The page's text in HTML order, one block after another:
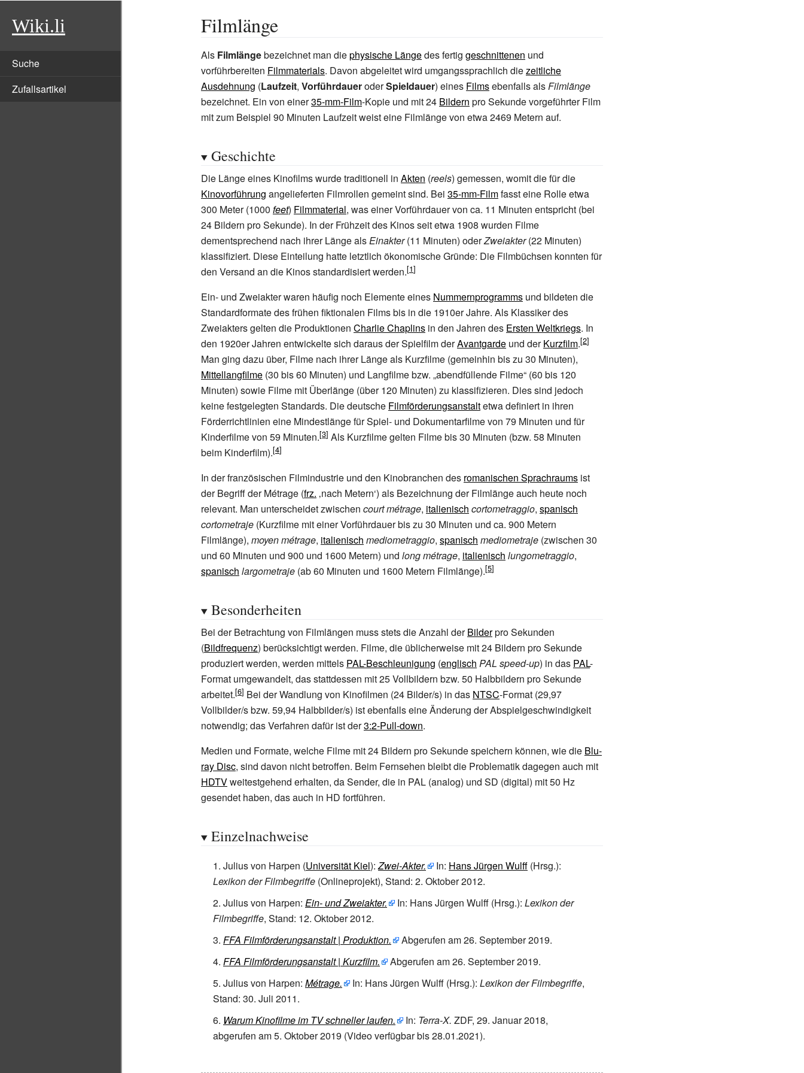
Wiki.li
Suche
Zufallsartikel
Filmlänge
Als Filmlängebezeichnet man diephysische Längedes fertig geschnittenen und
vorführbereiten Filmmaterials. Davon abgeleitet wird umgangssprachlich diezeitliche
Ausdehnung (Laufzeit, VorführdaueroderSpieldauer) eines Filmsebenfalls alsFilmlänge
bezeichnet. Ein von einer35-mm-Film-Kopie und mit 24 Bildern pro Sekunde vorgeführter Film
mit zum Beispiel 90 Minuten Laufzeit weist eine Filmlänge von etwa 2469 Metern auf.
Geschichte
Die Länge eines Kinofilms wurde traditionell in Akten (reels) gemessen, womit die für die
Kinovorführung angelieferten Filmrollen gemeint sind. Bei 35-mm-Filmfasst eine Rolle etwa
300 Meter (1000 feet) Filmmaterial, was einer Vorführdauer von ca. 11 Minuten entspricht (bei
24 Bildern pro Sekunde). In der Frühzeit des Kinos seit etwa 1908 wurden Filme
dementsprechend nach ihrer Länge alsEinakter(11 Minuten) oderZweiakter(22 Minuten)
klassifiziert. Diese Einteilung hatte letztlich ökonomische Gründe: Die Filmbüchsen konnten für
den Versand an die Kinos standardisiert werden.
Ein- und Zweiakter waren häufig noch Elemente eines Nummernprogramms und bildeten die
Standardformate des frühen fiktionalen Films bis in die 1910er Jahre. Als Klassiker des
Zweiakters gelten die Produktionen Charlie Chaplins in den Jahren des Ersten Weltkriegs. In
den 1920er Jahren entwickelte sich daraus der Spielfilm derAvantgarde und derKurzfilm.
Man ging dazu über, Filme nach ihrer Länge als Kurzfilme (gemeinhin bis zu 30 Minuten),
Mittellangfilme (30 bis 60 Minuten) und Langfilmebzw. „abendfüllende Filme“ (60 bis 120
Minuten) sowie Filme mit Überlänge (über 120 Minuten) zu klassifizieren. Dies sind jedoch
keine festgelegten Standards. Die deutsche Filmförderungsanstaltetwa definiert in ihren
Förderrichtlinien eine Mindestlänge für Spiel- und Dokumentarfilme von 79 Minuten und für
Kinderfilme von 59 Minuten.
Als Kurzfilme gelten Filme bis 30 Minuten (bzw. 58 Minuten
beim Kinderfilm).
In der französischen Filmindustrie und den Kinobranchen des romanischen Sprachraums ist
der Begriff derMétrage (frz. ‚nach Metern‘) als Bezeichnung der Filmlänge auch heute noch
relevant. Man unterscheidet zwischen court métrage, italienisch cortometraggio, spanisch
cortometraje (Kurzfilme mit einer Vorführdauer bis zu 30 Minuten und ca. 900 Metern
Filmlänge), moyen métrage, italienisch mediometraggio, spanisch mediometraje (zwischen 30
und 60 Minuten und 900 und 1600 Metern) und long métrage, italienisch lungometraggio,
spanisch largometraje (ab 60 Minuten und 1600 Metern Filmlänge).
Besonderheiten
Bei der Betrachtung von Filmlängen muss stets die Anzahl derBilderpro Sekunden
(Bildfrequenz) berücksichtigt werden. Filme, die üblicherweise mit 24 Bildern pro Sekunde
produziert werden, werden mittels PAL-Beschleunigung (englisch PAL speed-up) in das PAL-
Format umgewandelt, das stattdessen mit 25 Vollbildern bzw. 50 Halbbildern pro Sekunde
arbeitet.
Bei der Wandlung von Kinofilmen (24 Bilder/s) in das NTSC-Format (29,97
Vollbilder/s bzw. 59,94 Halbbilder/s) ist ebenfalls eine Änderung der Abspielgeschwindigkeit
notwendig; das Verfahren dafür ist der3:2-Pull-down.
Medien und Formate, welche Filme mit 24 Bildern pro Sekunde speichern können, wie die Blu-
ray Disc, sind davon nicht betroffen. Beim Fernsehen bleibt die Problematik dagegen auch mit
HDTVweitestgehend erhalten, da Sender, die in PAL (analog) und SD (digital) mit 50 Hz
gesendet haben, das auch in HD fortführen.
Einzelnachweise
Julius von Harpen (Universität Kiel):Zwei-Akter. In: Hans Jürgen Wulff (Hrsg.):
Lexikon der Filmbegriffe (Onlineprojekt), Stand: 2. Oktober 2012.
Julius von Harpen: Ein- und Zweiakter. In: Hans Jürgen Wulff (Hrsg.): Lexikon der
Filmbegriffe, Stand: 12. Oktober 2012.
FFA Filmförderungsanstalt| Produktion. Abgerufen am 26. September 2019.
FFA Filmförderungsanstalt| Kurzfilm. Abgerufen am 26. September 2019.
Julius von Harpen: Métrage. In: Hans Jürgen Wulff (Hrsg.): Lexikon der Filmbegriffe,
Stand: 30. Juli 2011.
Warum Kinofilme im TV schneller laufen.
In: Terra-X. ZDF, 29. Januar 2018,
abgerufen am 5. Oktober 2019 (Video verfügbar bis 28.01.2021).